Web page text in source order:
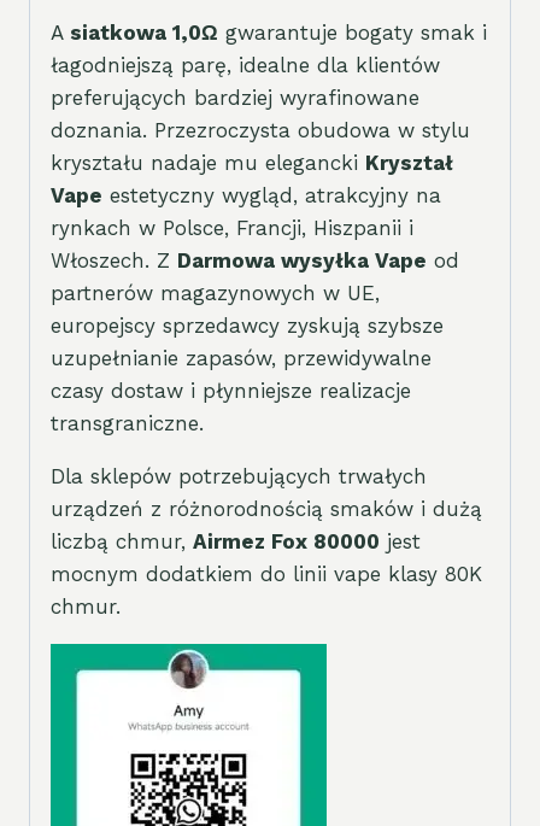
A siatkowa 1,0Ω gwarantuje bogaty smak i
łagodniejszą parę, idealne dla klientów
preferujących bardziej wyrafinowane
doznania. Przezroczysta obudowa w stylu
kryształu nadaje mu elegancki Kryształ
Vape estetyczny wygląd, atrakcyjny na
rynkach w Polsce, Francji, Hiszpanii i
Włoszech. Z Darmowa wysyłka Vape od
partnerów magazynowych w UE,
europejscy sprzedawcy zyskują szybsze
uzupełnianie zapasów, przewidywalne
czasy dostaw i płynniejsze realizacje
transgraniczne.
Dla sklepów potrzebujących trwałych
urządzeń z różnorodnością smaków i dużą
liczbą chmur, Airmez Fox 80000 jest
mocnym dodatkiem do linii vape klasy 80K
chmur.